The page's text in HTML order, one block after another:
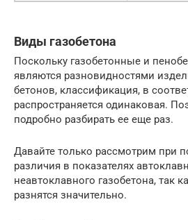
Виды газобетона
Поскольку газобетонные и
являются разновидностями
бетонов, классификация, в
распространяется одинаковая.
подробно разбирать ее еще раз.
Давайте только рассмотрим при
различия в показателях
неавтоклавного газобетона, так
разнятся значительно.